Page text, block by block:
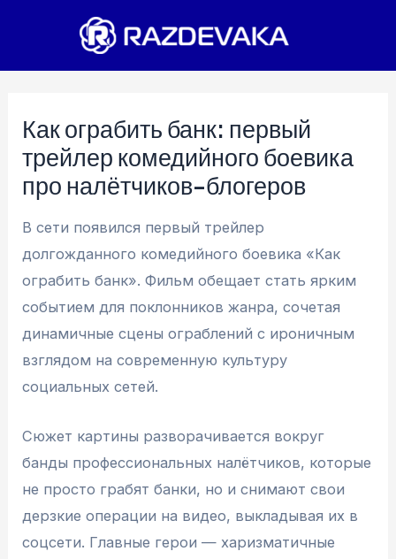
Как ограбить банк: первый
трейлер комедийного боевика
про налётчиков-блогеров
В сети появился первый трейлер
долгожданного комедийного боевика «Как
ограбить банк». Фильм обещает стать ярким
событием для поклонников жанра, сочетая
динамичные сцены ограблений с ироничным
взглядом на современную культуру
социальных сетей.
Сюжет картины разворачивается вокруг
банды профессиональных налётчиков, которые
не просто грабят банки, но и снимают свои
дерзкие операции на видео, выкладывая их в
соцсети. Главные герои — харизматичные